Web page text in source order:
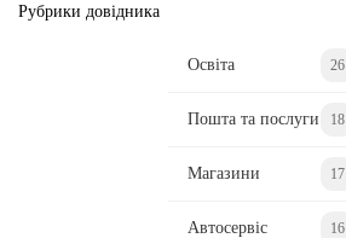
Рубрики довідника
Освіта 26
Пошта та послуги 18
Магазини 17
Автосервіс 16